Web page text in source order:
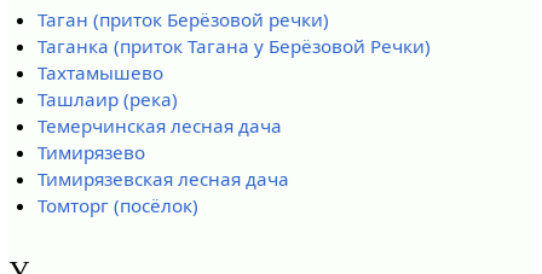
Таган (приток Берёзовой речки)
Таганка (приток Тагана у Берёзовой Речки)
Тахтамышево
Ташлаир (река)
Темерчинская лесная дача
Тимирязево
Тимирязевская лесная дача
Томторг (посёлок)